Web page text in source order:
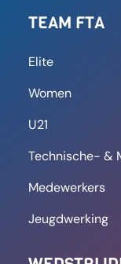
FT
verrassen
Khalid
met drie
ben nog
Uiteindelijk